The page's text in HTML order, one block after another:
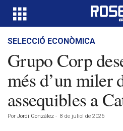
SELECCIÓ ECONÒMICA
Grupo Corp
més d’un miler
assequibles a
Por Jordi González - 8 de juliol de 2026